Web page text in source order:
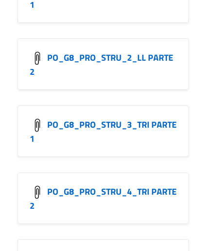
1
PO_G8_PRO_STRU_2_LL PARTE
2
PO_G8_PRO_STRU_3_TRI PARTE
1
PO_G8_PRO_STRU_4_TRI PARTE
2